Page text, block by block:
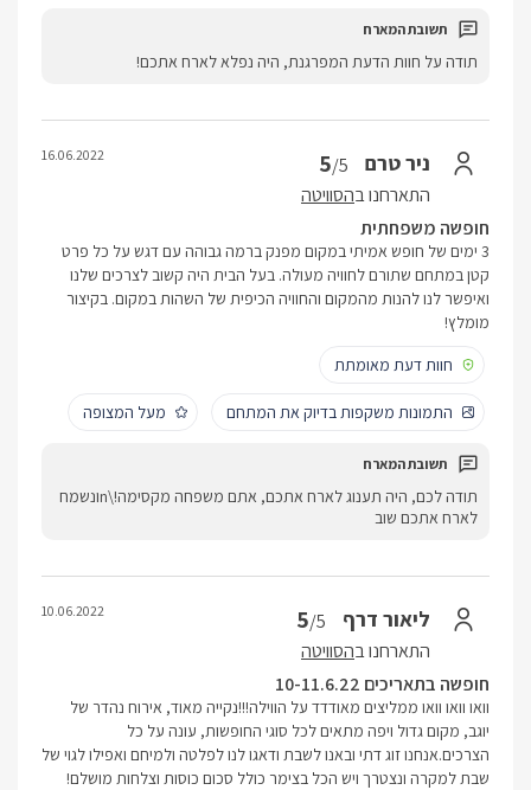
תודה על חוות הדעת המפרגנת, היה נפלא לארח אתכם!
ניר טרם 5/5
התארחנו בהסוויטה
16.06.2022
חופשה משפחתית
3 ימים של חופש אמיתי במקום מפנק ברמה גבוהה עם דגש על כל פרט
קטן במתחם שתורם לחוויה מעולה. בעל הבית היה קשוב לצרכים שלנו
ואיפשר לנו להנות מהמקום והחוויה הכיפית של השהות במקום. בקיצור
מומלץ!
חוות דעת מאומתת
התמונות משקפות בדיוק את המתחם מעל המצופה
תודה לכם, היה תענוג לארח אתכם, אתם משפחה מקסימה!\nונשמח
לארח אתכם שוב
ליאור דרף 5/5
התארחנו בהסוויטה
10.06.2022
חופשה בתאריכים 10-11.6.22
וואו וואו וואו ממליצים מאודדד על הווילה!!!נקייה מאוד, אירוח נהדר של
יוגב, מקום גדול ויפה מתאים לכל סוגי החופשות, עונה על כל
הצרכים.אנחנו זוג דתי ובאנו לשבת ודאגו לנו לפלטה ולמיחם ואפילו לגוי של
שבת למקרה ונצטרך ויש הכל בצימר כולל סכום כוסות וצלחות מושלם!